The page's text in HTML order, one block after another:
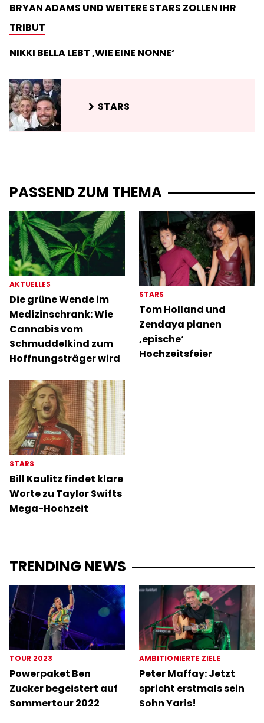
BRYAN ADAMS UND WEITERE STARS ZOLLEN IHR
TRIBUT
NIKKI BELLA LEBT ‚WIE EINE NONNE‘
STARS
PASSEND ZUM THEMA
AKTUELLES
Die grüne Wende im
Medizinschrank: Wie
Cannabis vom
Schmuddelkind zum
Hoffnungsträger wird
STARS
Tom Holland und
Zendaya planen
‚epische‘
Hochzeitsfeier
STARS
Bill Kaulitz findet klare
Worte zu Taylor Swifts
Mega-Hochzeit
TRENDING NEWS
TOUR 2023
Powerpaket Ben
Zucker begeistert auf
Sommertour 2022
AMBITIONIERTE ZIELE
Peter Maffay: Jetzt
spricht erstmals sein
Sohn Yaris!